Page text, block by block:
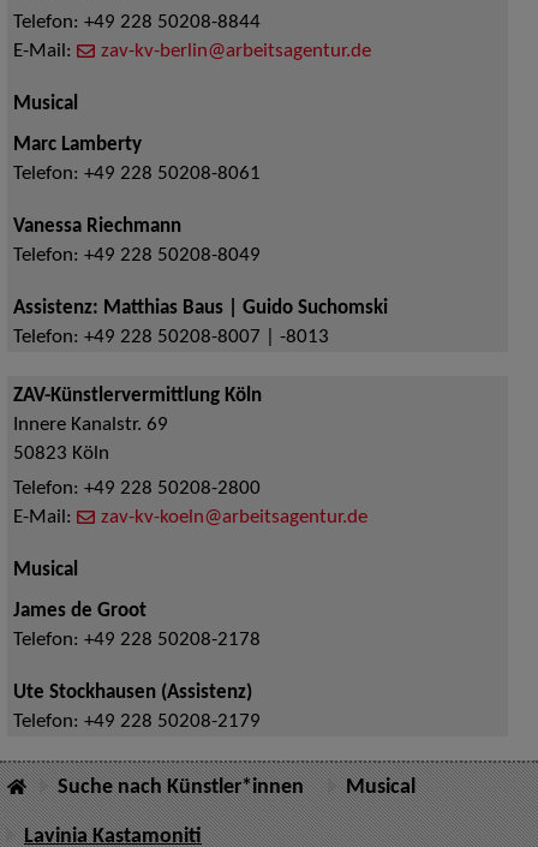
Telefon: +49 228 50208-8844
E-Mail:
zav-kv-berlin@arbeitsagentur.de
Musical
Marc Lamberty
Telefon: +49 228 50208-8061
Vanessa Riechmann
Telefon: +49 228 50208-8049
Assistenz: Matthias Baus | Guido Suchomski
Telefon: +49 228 50208-8007 | -8013
ZAV-Künstlervermittlung Köln
Innere Kanalstr. 69
50823 Köln
Telefon: +49 228 50208-2800
E-Mail:
zav-kv-koeln@arbeitsagentur.de
Musical
James de Groot
Telefon: +49 228 50208-2178
Ute Stockhausen (Assistenz)
Telefon: +49 228 50208-2179
Suche nach Künstler*innen Musical
Lavinia Kastamoniti